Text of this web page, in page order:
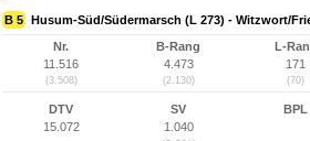
B 5 Husum-Süd/Südermarsch (L 273) - Witzwort/
Nr.
11.516
(3.508)
B-Rang
4.473
(2.130)
L-
171
(70)
DTV
15.072
SV
1.040
BPL